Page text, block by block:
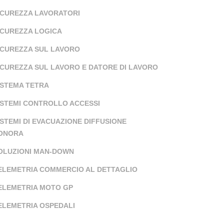
LAVORATORI
LOGICA
SUL LAVORO
SUL LAVORO E DATORE DI LAVORO
TETRA
CONTROLLO ACCESSI
DI EVACUAZIONE DIFFUSIONE
MAN-DOWN
COMMERCIO AL DETTAGLIO
MOTO GP
OSPEDALI